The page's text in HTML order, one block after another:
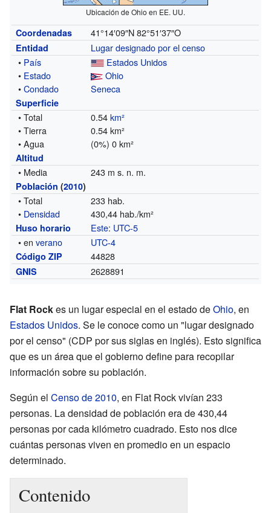
Ubicación de Ohio en EE. UU.
Coordenadas 41°14′09″N 82°51′37″O
Entidad
Lugar designado por el censo
• País
Estados Unidos
• Estado
Ohio
•Condado Seneca
Superficie
• Total 0.54km²
• Tierra
0.54 km²
• Agua
(0%) 0 km²
Altitud
• Media 243 m s. n. m.
Población (2010)
• Total
233 hab.
• Densidad 430,44 hab./km²
Huso horario Este: UTC-5
• enverano UTC-4
Código ZIP 44828
GNIS 2628891
Flat Rockes un lugar especial en el estado deOhio, en
Estados Unidos. Se le conoce como un "lugar designado
por el censo" (CDP por sus siglas en inglés). Esto significa
que es un área que el gobierno define para recopilar
información sobre su población.
Según el Censo de 2010, en Flat Rock vivían 233
personas. La densidad de población era de 430,44
personas por cada kilómetro cuadrado. Esto nos dice
cuántas personas viven en promedio en un espacio
determinado.
Contenido